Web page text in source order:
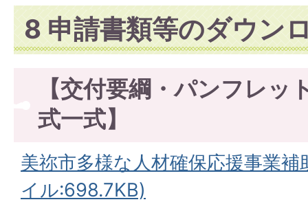
8 申請書類等のダウン
【交付要綱・パンフレッ
式一式】
美祢市多様な人材確保応援事業
イル:698.7KB)